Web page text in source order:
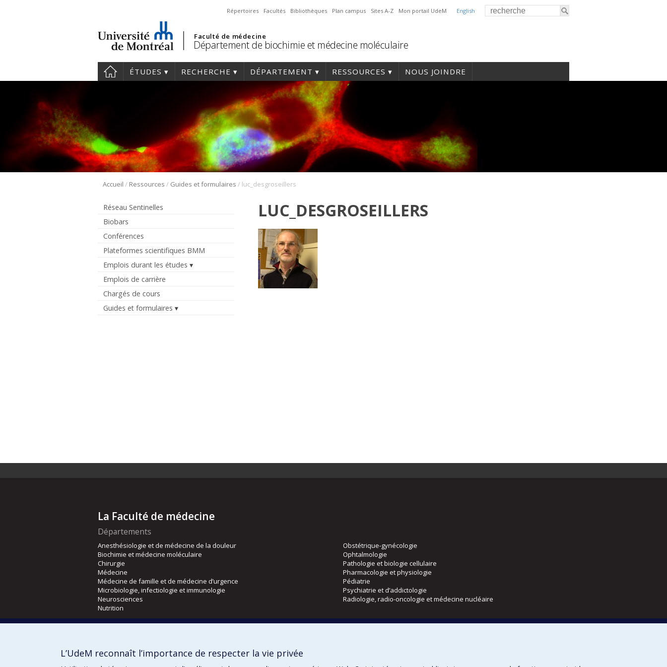
English
Répertoires Facultés Bibliothèques Plan campus Sites A-Z Mon portail UdeM
Faculté de médecine
Département de biochimie et médecine moléculaire
ÉTUDES RECHERCHE DÉPARTEMENT RESSOURCES NOUS JOINDRE
Accueil / Ressources / Guides et formulaires / luc_desgroseillers
Réseau Sentinelles
Biobars
Conférences
Plateformes scientifiques BMM
Emplois durant les études
Emplois de carrière
Chargés de cours
Guides et formulaires
LUC_DESGROSEILLERS
La Faculté de médecine
Départements
Anesthésiologie et de médecine de la douleur
Biochimie et médecine moléculaire
Chirurgie
Médecine
Médecine de famille et de médecine d’urgence
Microbiologie, infectiologie et immunologie
Neurosciences
Nutrition
Obstétrique-gynécologie
Ophtalmologie
Pathologie et biologie cellulaire
Pharmacologie et physiologie
Pédiatrie
Psychiatrie et d’addictologie
Radiologie, radio-oncologie et médecine nucléaire
Orthophonie et audiologie
L’UdeM reconnaît l’importance de respecter la vie privée